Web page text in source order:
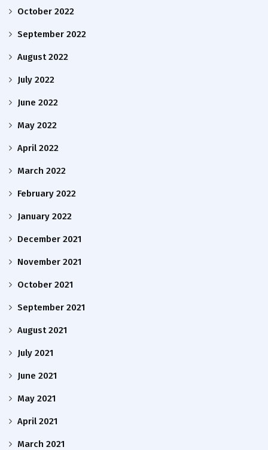
October 2022
September 2022
August 2022
July 2022
June 2022
May 2022
April 2022
March 2022
February 2022
January 2022
December 2021
November 2021
October 2021
September 2021
August 2021
July 2021
June 2021
May 2021
April 2021
March 2021